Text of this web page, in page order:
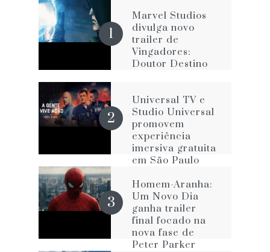
Marvel Studios
divulga novo
trailer de
Vingadores:
Doutor Destino
Universal TV e
Studio Universal
promovem
experiência
imersiva gratuita
em São Paulo
e FBI
Homem-Aranha:
Um Novo Dia
ganha trailer
final focado na
nova fase de
Peter Parker